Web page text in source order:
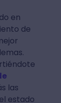
en
de
las
estado